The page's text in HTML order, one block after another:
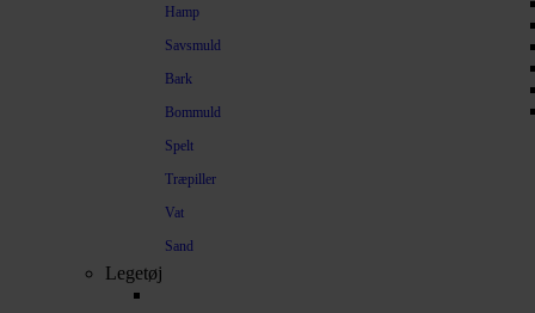
Hamp
Savsmuld
Bark
Bommuld
Spelt
Træpiller
Vat
Sand
Legetøj